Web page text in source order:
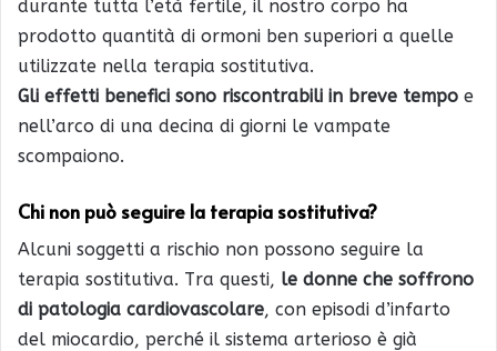
durante tutta l’età fertile, il nostro corpo ha
prodotto quantità di ormoni ben superiori a quelle
utilizzate nella terapia sostitutiva.
Gli effetti benefici sono riscontrabili in breve tempo e
nell’arco di una decina di giorni le vampate
scompaiono.
Chi non può seguire la terapia sostitutiva?
Alcuni soggetti a rischio non possono seguire la
terapia sostitutiva. Tra questi, le donne che soffrono
di patologia cardiovascolare, con episodi d’infarto
del miocardio, perché il sistema arterioso è già